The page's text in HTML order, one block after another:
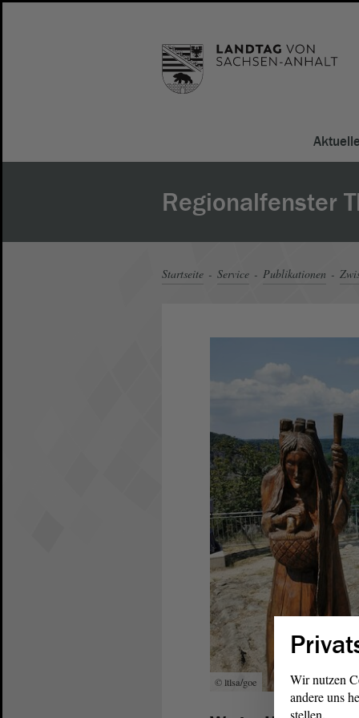
Regionalfenster
Startseite Service Publikationen
© ltlsa/goe
Wir nutzen
andere uns
stellen.